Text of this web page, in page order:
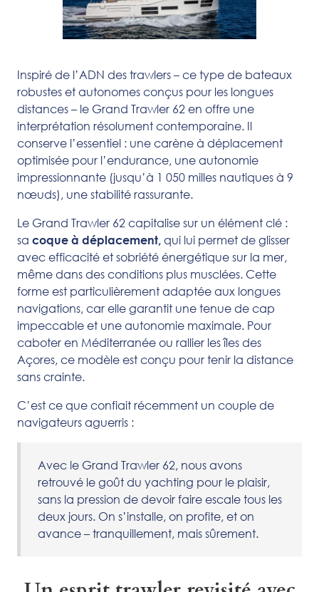
Inspiré de l’ADN des trawlers – ce type de bateaux
robustes et autonomes conçus pour les longues
distances – le Grand Trawler 62 en offre une
interprétation résolument contemporaine. Il
conserve l’essentiel : une carène à déplacement
optimisée pour l’endurance, une autonomie
impressionnante (jusqu’à 1 050 milles nautiques à 9
nœuds), une stabilité rassurante.
Le Grand Trawler 62 capitalise sur un élément clé :
sa coque à déplacement, qui lui permet de glisser
avec efficacité et sobriété énergétique sur la mer,
même dans des conditions plus musclées. Cette
forme est particulièrement adaptée aux longues
navigations, car elle garantit une tenue de cap
impeccable et une autonomie maximale. Pour
caboter en Méditerranée ou rallier les îles des
Açores, ce modèle est conçu pour tenir la distance
sans crainte.
C’est ce que confiait récemment un couple de
navigateurs aguerris :
Avec le Grand Trawler 62, nous avons
retrouvé le goût du yachting pour le plaisir,
sans la pression de devoir faire escale tous les
deux jours. On s’installe, on profite, et on
avance – tranquillement, mais sûrement.